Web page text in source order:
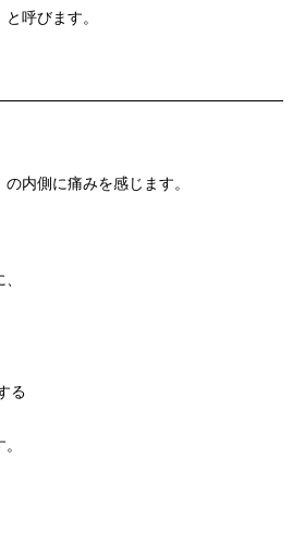
呼びます。
内側に痛みを感じます。
る